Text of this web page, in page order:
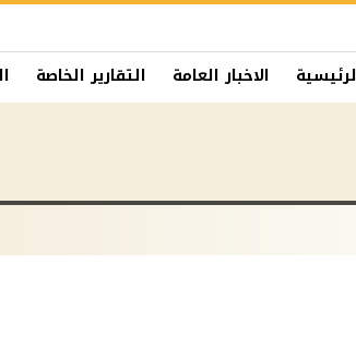
الاخبار العامة التقارير الخاصة